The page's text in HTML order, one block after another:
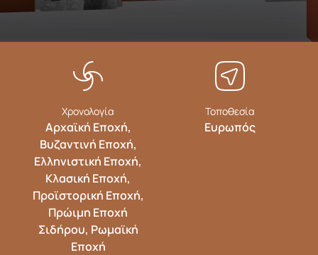
Χρονολογία
Αρχαϊκή Εποχή,
Βυζαντινή Εποχή,
Ελληνιστική Eποχή,
Κλασική Εποχή,
Προϊστορική Εποχή,
Πρώιμη Εποχή
Σιδήρου, Ρωμαϊκή
Eποχή
Τοποθεσία
Ευρωπός